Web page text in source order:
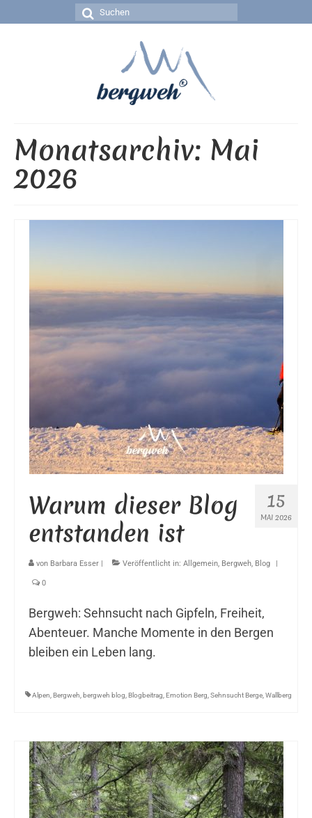
Suchen
Monatsarchiv: Mai
2026
15
MAI 2026
Warum dieser Blog
entstanden ist
von Barbara Esser Veröffentlicht in: Allgemein, Bergweh, Blog
0
Bergweh: Sehnsucht nach Gipfeln, Freiheit,
Abenteuer. Manche Momente in den Bergen
bleiben ein Leben lang.
Alpen,Bergweh, bergweh blog,Blogbeitrag,Emotion Berg,Sehnsucht Berge,Wallberg